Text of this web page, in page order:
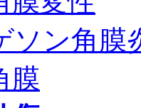
ソン角膜
膜